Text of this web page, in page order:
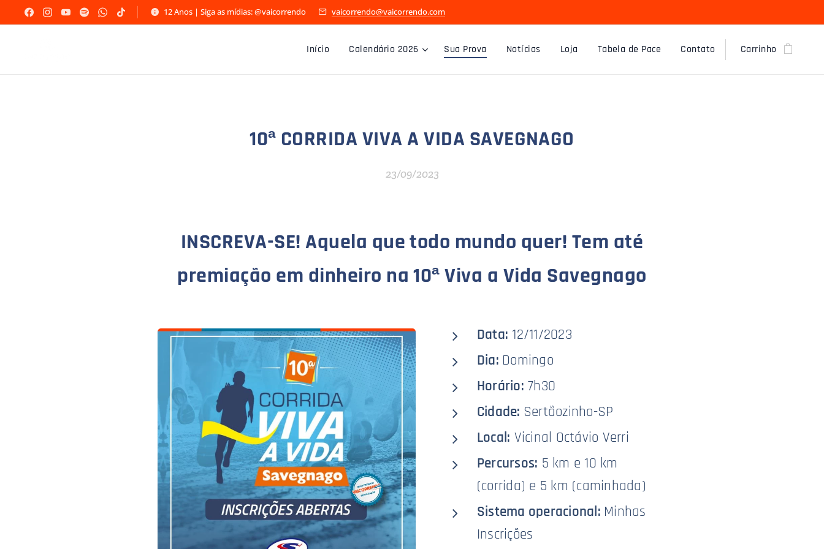
12 Anos | Siga as mídias: @vaicorrendo vaicorrendo@vaicorrendo.com
Início Calendário 2026 Sua Prova Notícias Loja Tabela de Pace Contato Carrinho
10ª CORRIDA VIVA A VIDA SAVEGNAGO
23/09/2023
INSCREVA-SE! Aquela que todo mundo quer! Tem até
premiação em dinheiro na 10ª Viva a Vida Savegnago
Data: 12/11/2023
Dia: Domingo
Horário: 7h30
Cidade: Sertãozinho-SP
Local: Vicinal Octávio Verri
Percursos: 5 km e 10 km
(corrida) e 5 km (caminhada)
Sistema operacional: Minhas
Inscrições